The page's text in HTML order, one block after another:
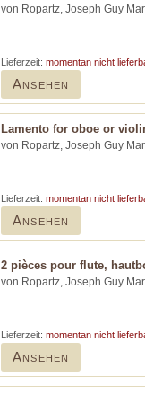
von Ropartz, Joseph Guy
Lieferzeit: momentan nicht
Ansehen
Lamento for oboe or
von Ropartz, Joseph Guy
Lieferzeit: momentan nicht
Ansehen
2 pièces pour flute,
von Ropartz, Joseph Guy
Lieferzeit: momentan nicht
Ansehen